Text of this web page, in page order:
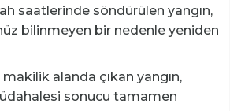
saatlerinde söndürülen yangın,
bilinmeyen bir nedenle yeniden
alanda çıkan yangın,
sonucu tamamen